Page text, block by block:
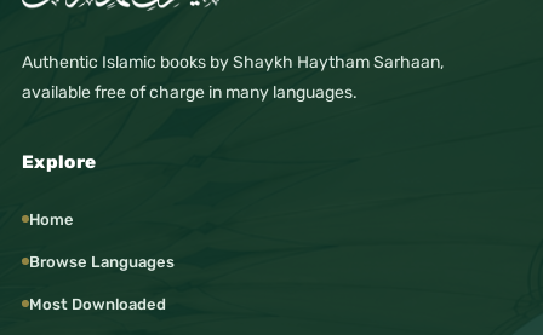
Authentic Islamic books by Shaykh Haytham Sarhaan,
available free of charge in many languages.
Explore
Home
Browse Languages
Most Downloaded